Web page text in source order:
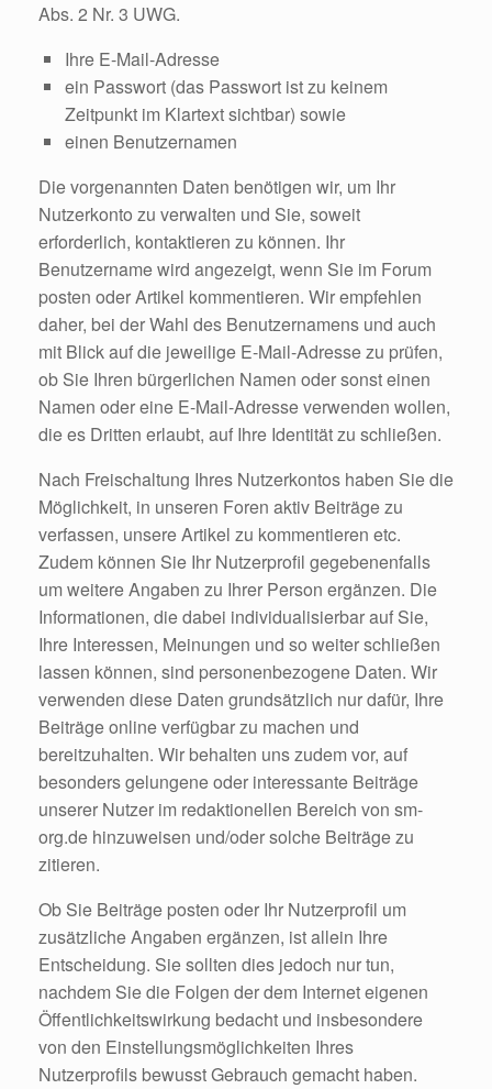
Abs. 2 Nr. 3 UWG.
Ihre E-Mail-Adresse
ein Passwort (das Passwort ist zu keinem
Zeitpunkt im Klartext sichtbar) sowie
einen Benutzernamen
Die vorgenannten Daten benötigen wir, um Ihr
Nutzerkonto zu verwalten und Sie, soweit
erforderlich, kontaktieren zu können. Ihr
Benutzername wird angezeigt, wenn Sie im Forum
posten oder Artikel kommentieren. Wir empfehlen
daher, bei der Wahl des Benutzernamens und auch
mit Blick auf die jeweilige E-Mail-Adresse zu prüfen,
ob Sie Ihren bürgerlichen Namen oder sonst einen
Namen oder eine E-Mail-Adresse verwenden wollen,
die es Dritten erlaubt, auf Ihre Identität zu schließen.
Nach Freischaltung Ihres Nutzerkontos haben Sie die
Möglichkeit, in unseren Foren aktiv Beiträge zu
verfassen, unsere Artikel zu kommentieren etc.
Zudem können Sie Ihr Nutzerprofil gegebenenfalls
um weitere Angaben zu Ihrer Person ergänzen. Die
Informationen, die dabei individualisierbar auf Sie,
Ihre Interessen, Meinungen und so weiter schließen
lassen können, sind personenbezogene Daten. Wir
verwenden diese Daten grundsätzlich nur dafür, Ihre
Beiträge online verfügbar zu machen und
bereitzuhalten. Wir behalten uns zudem vor, auf
besonders gelungene oder interessante Beiträge
unserer Nutzer im redaktionellen Bereich von sm-
org.de hinzuweisen und/oder solche Beiträge zu
zitieren.
Ob Sie Beiträge posten oder Ihr Nutzerprofil um
zusätzliche Angaben ergänzen, ist allein Ihre
Entscheidung. Sie sollten dies jedoch nur tun,
nachdem Sie die Folgen der dem Internet eigenen
Öffentlichkeitswirkung bedacht und insbesondere
von den Einstellungsmöglichkeiten Ihres
Nutzerprofils bewusst Gebrauch gemacht haben.